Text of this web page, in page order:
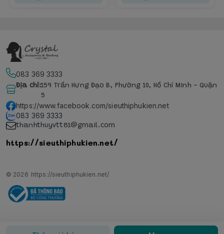
083 369 3333
Địa chỉ:159 Trần Hưng Đạo B, Phường 10, Hồ Chí Minh - Quận
5
https://www.facebook.com/sieuthiphukien.net
083 369 3333
thanhthuyvtt81@gmail.com
https://sieuthiphukien.net/
© 2026 https://sieuthiphukien.net/